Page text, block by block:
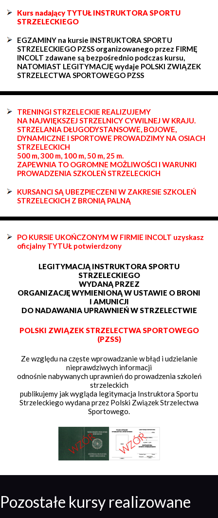
Kurs nadający TYTUŁ INSTRUKTORA SPORTU
STRZELECKIEGO
EGZAMINY na kursie INSTRUKTORA SPORTU
STRZELECKIEGO PZSS organizowanego przez FIRMĘ
INCOLT zdawane są bezpośrednio podczas kursu,
NATOMIAST LEGITYMACJĘ wydaje POLSKI ZWIĄZEK
STRZELECTWA SPORTOWEGO PZSS
TRENINGI STRZELECKIE REALIZUJEMY
NA NAJWIĘKSZEJ STRZELNICY CYWILNEJ W KRAJU.
STRZELANIA DŁUGODYSTANSOWE, BOJOWE,
DYNAMICZNE I SPORTOWE PROWADZIMY NA OSIACH
STRZELECKICH
500 m, 300 m, 100 m, 50 m, 25 m.
ZAPEWNIA TO OGROMNE MOŻLIWOŚCI I WARUNKI
PROWADZENIA SZKOLEŃ STRZELECKICH
KURSANCI SĄ UBEZPIECZENI W ZAKRESIE SZKOLEŃ
STRZELECKICH Z BRONIĄ PALNĄ
PO KURSIE UKOŃCZONYM W FIRMIE INCOLT uzyskasz
oficjalny TYTUŁ potwierdzony
LEGITYMACJĄ INSTRUKTORA SPORTU
STRZELECKIEGO
WYDANĄ PRZEZ
ORGANIZACJĘ WYMIENIONĄ W USTAWIE O BRONI
I AMUNICJI
DO NADAWANIA UPRAWNIEŃ W STRZELECTWIE
POLSKI ZWIĄZEK STRZELECTWA SPORTOWEGO
(PZSS)
Ze względu na częste wprowadzanie w błąd i udzielanie
nieprawdziwych informacji
odnośnie nabywanych uprawnień do prowadzenia szkoleń
strzeleckich
publikujemy jak wygląda legitymacja Instruktora Sportu
Strzeleckiego wydana przez Polski Związek Strzelectwa
Sportowego.
Pozostałe kursy realizowane